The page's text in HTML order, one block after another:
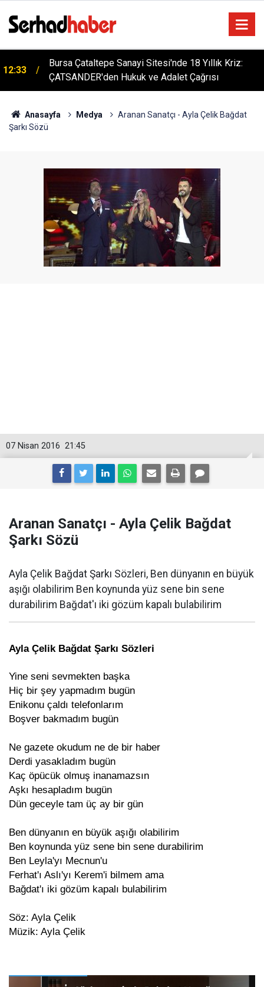
12:33
Bursa Çataltepe Sanayi Sitesi'nde 18 Yıllık Kriz:
ÇATSANDER'den Hukuk ve Adalet Çağrısı
Anasayfa Medya
Aranan Sanatçı - Ayla Çelik Bağdat
Şarkı Sözü
21:45
07 Nisan 2016
Aranan Sanatçı - Ayla Çelik Bağdat
Şarkı Sözü
Ayla Çelik Bağdat Şarkı Sözleri, Ben dünyanın en büyük
aşığı olabilirim Ben koynunda yüz sene bin sene
durabilirim Bağdat'ı iki gözüm kapalı bulabilirim
Ayla Çelik Bağdat Şarkı Sözleri
Yine seni sevmekten başka
Hiç bir şey yapmadım bugün
Enikonu çaldı telefonlarım
Boşver bakmadım bugün
Ne gazete okudum ne de bir haber
Derdi yasakladım bugün
Kaç öpücük olmuş inanamazsın
Aşkı hesapladım bugün
Dün geceyle tam üç ay bir gün
Ben dünyanın en büyük aşığı olabilirim
Ben koynunda yüz sene bin sene durabilirim
Ben Leyla'yı Mecnun'u
Ferhat'ı Aslı'yı Kerem'i bilmem ama
Bağdat'ı iki gözüm kapalı bulabilirim
Söz: Ayla Çelik
Müzik: Ayla Çelik